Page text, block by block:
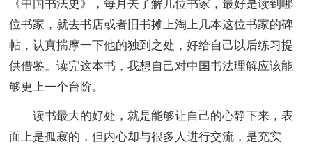
《中国书法史》，每月去了解几位书家，最好是读到哪
位书家，就去书店或者旧书摊上淘上几本这位书家的碑
帖，认真揣摩一下他的独到之处，好给自己以后练习提
供借鉴。读完这本书，我想自己对中国书法理解应该能
够更上一个台阶。
读书最大的好处，就是能够让自己的心静下来，表
面上是孤寂的，但内心却与很多人进行交流，是充实